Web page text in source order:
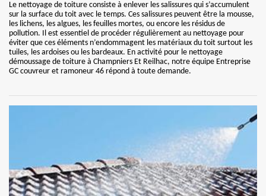
Le nettoyage de toiture consiste à enlever les salissures qui s’accumulent
sur la surface du toit avec le temps. Ces salissures peuvent être la mousse,
les lichens, les algues, les feuilles mortes, ou encore les résidus de
pollution. Il est essentiel de procéder régulièrement au nettoyage pour
éviter que ces éléments n’endommagent les matériaux du toit surtout les
tuiles, les ardoises ou les bardeaux. En activité pour le nettoyage
démoussage de toiture à Champniers Et Reilhac, notre équipe Entreprise
GC couvreur et ramoneur 46 répond à toute demande.